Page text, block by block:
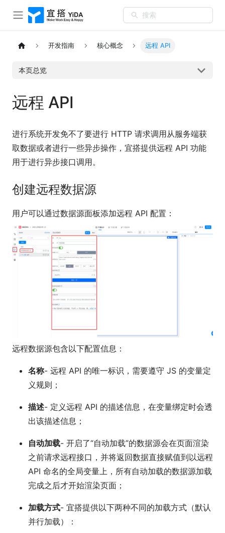
搜索
开发指南 核心概念 远程 API
本页总览
远程 API
进行系统开发免不了要进行 HTTP 请求调用从服务端获
取数据或者进行一些异步操作，宜搭提供远程 API 功能
用于进行异步接口调用。
创建远程数据源
用户可以通过数据源面板添加远程 API 配置：
远程数据源包含以下配置信息：
名称- 远程 API 的唯一标识，需要遵守 JS 的变量定
义规则；
描述- 定义远程 API 的描述信息，在变量绑定时会透
出该描述信息；
自动加载- 开启了“自动加载”的数据源会在页面渲染
之前请求远程接口，并将返回数据直接赋值到以远程
API 命名的全局变量上，所有自动加载的数据源加载
完成之后才开始渲染页面；
加载方式- 宜搭提供以下两种不同的加载方式（默认
并行加载）：